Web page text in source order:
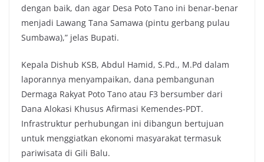
dengan baik, dan agar Desa Poto Tano ini benar-benar
menjadi Lawang Tana Samawa (pintu gerbang pulau
Sumbawa),” jelas Bupati.
Kepala Dishub KSB, Abdul Hamid, S.Pd., M.Pd dalam
laporannya menyampaikan, dana pembangunan
Dermaga Rakyat Poto Tano atau F3 bersumber dari
Dana Alokasi Khusus Afirmasi Kemendes-PDT.
Infrastruktur perhubungan ini dibangun bertujuan
untuk menggiatkan ekonomi masyarakat termasuk
pariwisata di Gili Balu.